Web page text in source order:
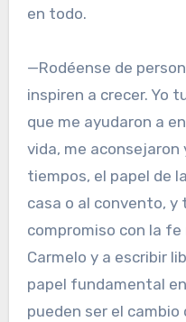
en todo.
—Rodéense de
inspiren a crecer. Yo
que me ayudaron a
vida, me aconsejaron
tiempos, el papel de
casa o al convento, y
compromiso con la
Carmelo y a escribir
papel fundamental
pueden ser el